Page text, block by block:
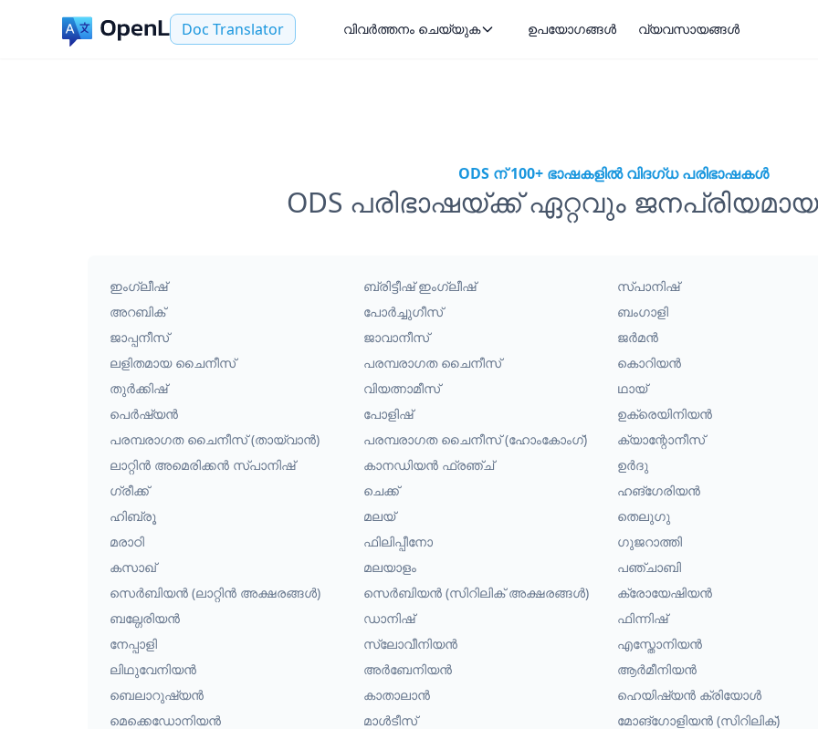
Doc Translator വിവർത്തനം ചെയ്യുക ഉപയോഗങ്ങൾ വ്യവസായങ്ങൾ
ODS ന് 100+ ഭാഷകളിൽ വിദഗ്ധ പരിഭാഷകൾ
ODS പരിഭാഷയ്ക്ക് ഏറ്റവും
ഇംഗ്ലീഷ് ബ്രിട്ടീഷ് ഇംഗ്ലീഷ് സ്പാനിഷ്
അറബിക്
പോർച്ചുഗീസ് ബംഗാളി
ജാപ്പനീസ്
ജാവാനീസ് ജർമൻ
ലളിതമായ ചൈനീസ്
പരമ്പരാഗത ചൈനീസ് കൊറിയൻ
തുർക്കിഷ്
വിയത്നാമീസ് ഥായ്
പെർഷ്യൻ
പോളിഷ് ഉക്രെയിനിയൻ
പരമ്പരാഗത ചൈനീസ് (തായ്‌വാൻ)
പരമ്പരാഗത ചൈനീസ് (ഹോംകോംഗ്) ക്യാന്റോനീസ്
ലാറ്റിൻ അമെരിക്കൻ സ്പാനിഷ്
കാനഡിയൻ ഫ്രഞ്ച് ഉർദു
ഗ്രീക്ക്
ചെക്ക് ഹങ്ഗേരിയൻ
ഹിബ്രൂ
മലയ് തെലുഗു
മരാഠി
ഫിലിപ്പീനോ ഗുജറാത്തി
കസാഖ്
മലയാളം പഞ്ചാബി
സെർബിയൻ (ലാറ്റിൻ അക്ഷരങ്ങൾ)
സെർബിയൻ (സിറിലിക് അക്ഷരങ്ങൾ) ക്രോയേഷിയൻ
ബല്ഗേരിയൻ
ഡാനിഷ് ഫിന്നിഷ്
നേപ്പാളി
സ്ലോവീനിയൻ എസ്തോനിയൻ
ലിഥുവേനിയൻ
അർബേനിയൻ ആർമീനിയൻ
ബെലാറുഷ്യൻ
കാതാലാൻ ഹെയിഷ്യൻ ക്രിയോൾ
മെക്കെഡോനിയൻ
മാൾടീസ് മോങ്ഗോളിയൻ (സിറിലിക്)